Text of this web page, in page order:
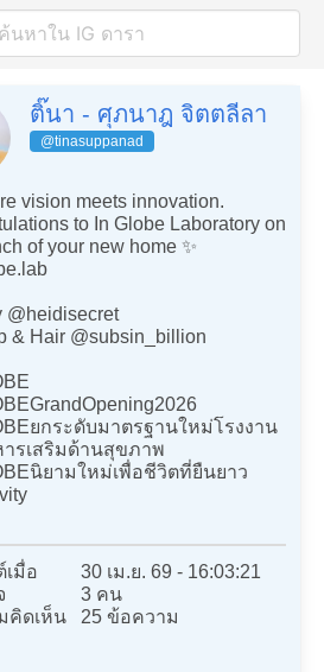
ติ๊นา - ศุภนาฎ จิตตลีลา
@tinasuppanad
vision meets innovation.
to In Globe Laboratory on
of your new home ✨
@heidisecret
& Hair @subsin_billion
ยกระดับมาตรฐานใหม่โรงงาน
รเสริมด้านสุขภาพ
นิยามใหม่เพื่อชีวิตที่ยืนยาว
เมื่อ
30 เม.ย. 69 - 16:03:21
3 คน
คิดเห็น
25 ข้อความ